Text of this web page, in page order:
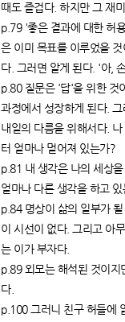
때도 즐겁다. 하지만 그 재
p.79 '좋은 결과에 대한 허
은 이미 목표를 이루었을
다. 그러면 알게 된다. '아,
p.80 질문은 '답'을 위한 것
과정에서 성장하게 된다.
내일의 다름을 위해서다.
터 얼마나 멀어져 있는가?
p.81 내 생각은 나의 세상
얼마나 다른 생각을 하고
p.84 명상이 삶의 일부가
이 시선이 없다. 그리고 아
는 이가 부자다.
p.89 외모는 해석된 것이지
다.
p.100 그러니 친구 허들에